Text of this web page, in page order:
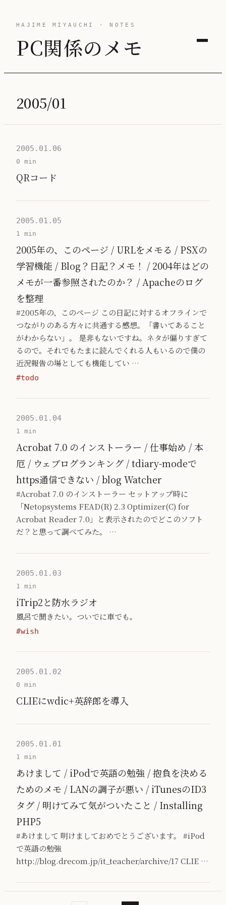
HAJIME MIYAUCHI · NOTES
PC関係のメモ
2005/01
2005.01.06
0 min
QRコード
2005.01.05
1 min
2005年の、このページ / URLをメモる / PSXの
学習機能 / Blog？日記？メモ！ / 2004年はどの
メモが一番参照されたのか？ / Apacheのログ
を整理
#2005年の、このページ この日記に対するオフラインで
つながりのある方々に共通する感想。「書いてあること
がわからない」。 是非もないですね。ネタが偏りすぎて
るので。それでもたまに読んでくれる人もいるので僕の
近況報告の場としても機能してい …
#todo
2005.01.04
1 min
Acrobat 7.0 のインストーラー / 仕事始め / 本
厄 / ウェブログランキング / tdiary-modeで
https通信できない / blog Watcher
#Acrobat 7.0 のインストーラー セットアップ時に
「Netopsystems FEAD(R) 2.3 Optimizer(C) for
Acrobat Reader 7.0」と表示されたのでどこのソフト
だ？と思って調べてみた。 …
2005.01.03
1 min
iTrip2と防水ラジオ
風呂で聞きたい。ついでに車でも。
#wish
2005.01.02
0 min
CLIEにwdic+英辞郎を導入
2005.01.01
1 min
あけまして / iPodで英語の勉強 / 抱負を決める
ためのメモ / LANの調子が悪い / iTunesのID3
タグ / 明けてみて気がついたこと / Installing
PHP5
#あけまして 明けましておめでとうございます。 #iPod
で英語の勉強
http://blog.drecom.jp/it_teacher/archive/17 CLIE …